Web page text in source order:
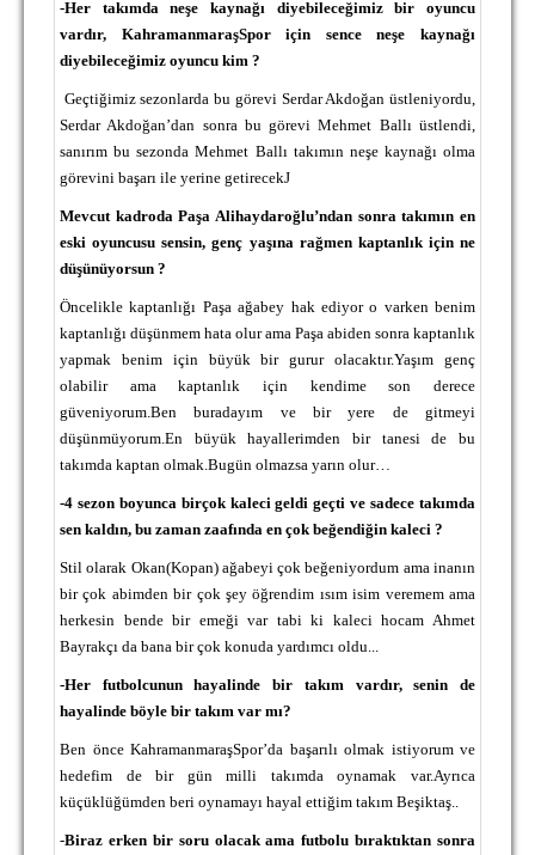
-Her takımda neşe kaynağı diyebileceğimiz bir oyuncu
vardır, KahramanmaraşSpor için sence neşe kaynağı
diyebileceğimiz oyuncu kim ?
Geçtiğimiz sezonlarda bu görevi Serdar Akdoğan üstleniyordu,
Serdar Akdoğan’dan sonra bu görevi Mehmet Ballı üstlendi,
sanırım bu sezonda Mehmet Ballı takımın neşe kaynağı olma
görevini başarı ile yerine getirecekJ
Mevcut kadroda Paşa Alihaydaroğlu’ndan sonra takımın en
eski oyuncusu sensin, genç yaşına rağmen kaptanlık için ne
düşünüyorsun ?
Öncelikle kaptanlığı Paşa ağabey hak ediyor o varken benim
kaptanlığı düşünmem hata olur ama Paşa abiden sonra kaptanlık
yapmak benim için büyük bir gurur olacaktır.Yaşım genç
olabilir ama kaptanlık için kendime son derece
güveniyorum.Ben buradayım ve bir yere de gitmeyi
düşünmüyorum.En büyük hayallerimden bir tanesi de bu
takımda kaptan olmak.Bugün olmazsa yarın olur…
-4 sezon boyunca birçok kaleci geldi geçti ve sadece takımda
sen kaldın, bu zaman zaafında en çok beğendiğin kaleci ?
Stil olarak Okan(Kopan) ağabeyi çok beğeniyordum ama inanın
bir çok abimden bir çok şey öğrendim ısım isim veremem ama
herkesin bende bir emeği var tabi ki kaleci hocam Ahmet
Bayrakçı da bana bir çok konuda yardımcı oldu...
-Her futbolcunun hayalinde bir takım vardır, senin de
hayalinde böyle bir takım var mı?
Ben önce KahramanmaraşSpor’da başarılı olmak istiyorum ve
hedefim de bir gün milli takımda oynamak var.Ayrıca
küçüklüğümden beri oynamayı hayal ettiğim takım Beşiktaş..
-Biraz erken bir soru olacak ama futbolu bıraktıktan sonra